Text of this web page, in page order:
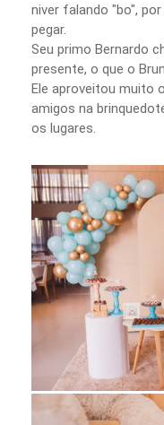
niver falando "bo",
pegar.
Seu primo Bernardo
presente, o que o
Ele aproveitou muito
amigos na
os lugares.